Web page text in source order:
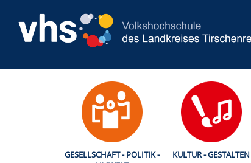
GESELLSCHAFT - POLITIK -
KULTUR - GESTALTEN